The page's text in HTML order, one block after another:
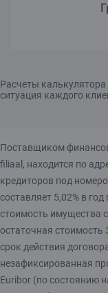
Расчеты
ситуация каждого
Поставщиком
filiaal, находится по
кредиторов под
составляет 5,02% в
стоимость имущества
остаточная стоимость
срок действия
незафиксированная
Euribor (по состоянию